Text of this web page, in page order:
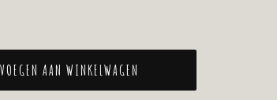
AAN WINKELWAGEN